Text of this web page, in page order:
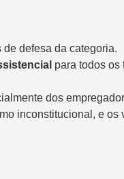
defesa da categoria.
para todos os
dos
inconstitucional, e os